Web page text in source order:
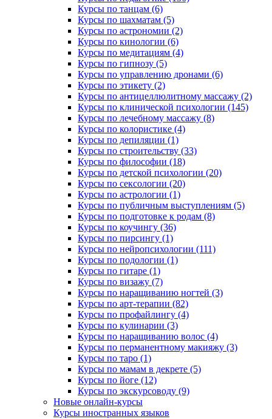
Курсы по танцам (6)
Курсы по шахматам (5)
Курсы по астрономии (2)
Курсы по кинологии (6)
Курсы по медитациям (4)
Курсы по гипнозу (5)
Курсы по управлению дронами (6)
Курсы по этикету (2)
Курсы по антицеллюлитному массажу (2)
Курсы по клинической психологии (145)
Курсы по лечебному массажу (8)
Курсы по колористике (4)
Курсы по депиляции (1)
Курсы по строительству (33)
Курсы по философии (18)
Курсы по детской психологии (20)
Курсы по сексологии (20)
Курсы по астрологии (1)
Курсы по публичным выступлениям (5)
Курсы по подготовке к родам (8)
Курсы по коучингу (36)
Курсы по пирсингу (1)
Курсы по нейропсихологии (111)
Курсы по подологии (1)
Курсы по гитаре (1)
Курсы по визажу (7)
Курсы по наращиванию ногтей (3)
Курсы по арт-терапии (82)
Курсы по профайлингу (4)
Курсы по кулинарии (3)
Курсы по наращиванию волос (4)
Курсы по перманентному макияжу (3)
Курсы по таро (1)
Курсы по мамам в декрете (5)
Курсы по йоге (12)
Курсы по экскурсоводу (9)
Новые онлайн‑курсы
Курсы иностранных языков